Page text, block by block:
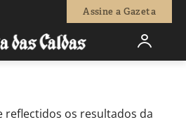
Assine a Gazeta
0
reflectidos os resultados da